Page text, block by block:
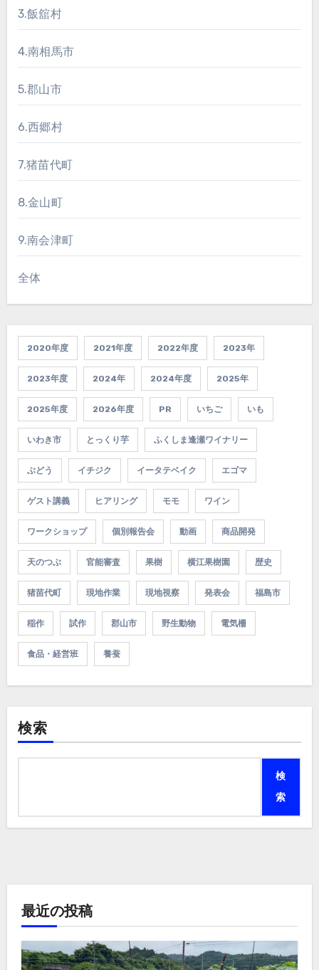
り
3.飯舘村
4.南相馬市
5.郡山市
6.西郷村
7.猪苗代町
8.金山町
9.南会津町
全体
2020年度 2021年度 2022年度 2023年
2023年度 2024年 2024年度 2025年
2025年度 2026年度 PR いちご いも
いわき市 とっくり芋 ふくしま逢瀬ワイナリー
ぶどう イチジク イータテベイク エゴマ
ゲスト講義 ヒアリング モモ ワイン
ワークショップ 個別報告会 動画 商品開発
天のつぶ 官能審査 果樹 横江果樹園 歴史
猪苗代町 現地作業 現地視察 発表会 福島市
稲作 試作 郡山市 野生動物 電気柵
食品・経営班 養蚕
検索
検
索
最近の投稿